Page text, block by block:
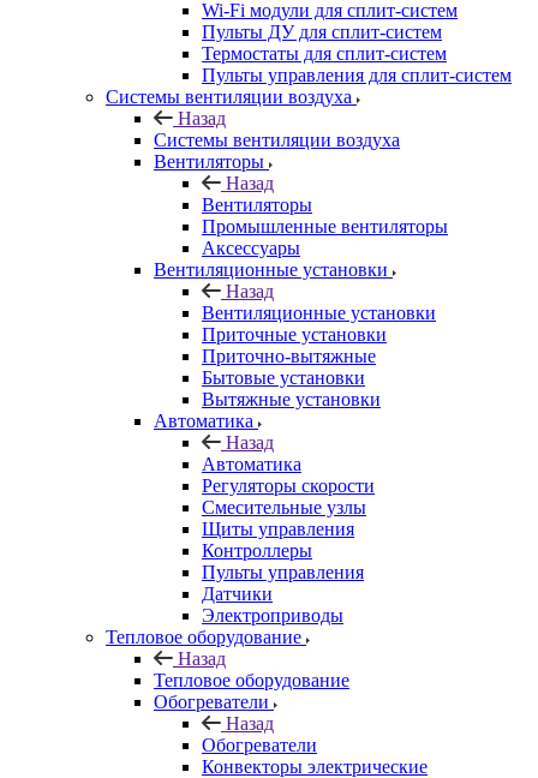
Wi-Fi модули для сплит-систем
Пульты ДУ для сплит-систем
Термостаты для сплит-систем
Пульты управления для сплит-систем
Системы вентиляции воздуха
Назад
Системы вентиляции воздуха
Вентиляторы
Назад
Вентиляторы
Промышленные вентиляторы
Аксессуары
Вентиляционные установки
Назад
Вентиляционные установки
Приточные установки
Приточно-вытяжные
Бытовые установки
Вытяжные установки
Автоматика
Назад
Автоматика
Регуляторы скорости
Смесительные узлы
Щиты управления
Контроллеры
Пульты управления
Датчики
Электроприводы
Тепловое оборудование
Назад
Тепловое оборудование
Обогреватели
Назад
Обогреватели
Конвекторы электрические